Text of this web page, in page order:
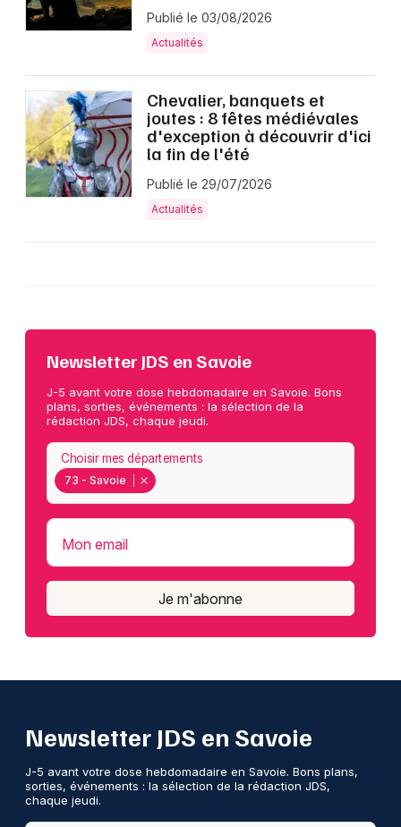
Publié le 03/08/2026
Actualités
Chevalier, banquets et
joutes : 8 fêtes médiévales
d'exception à découvrir d'ici
la fin de l'été
Publié le 29/07/2026
Actualités
Newsletter JDS en Savoie
J-5 avant votre dose hebdomadaire en Savoie. Bons
plans, sorties, événements : la sélection de la
rédaction JDS, chaque jeudi.
73 - Savoie
Choisir mes départements
Mon email
Je m'abonne
Newsletter JDS en Savoie
J-5 avant votre dose hebdomadaire en Savoie. Bons plans,
sorties, événements : la sélection de la rédaction JDS,
chaque jeudi.